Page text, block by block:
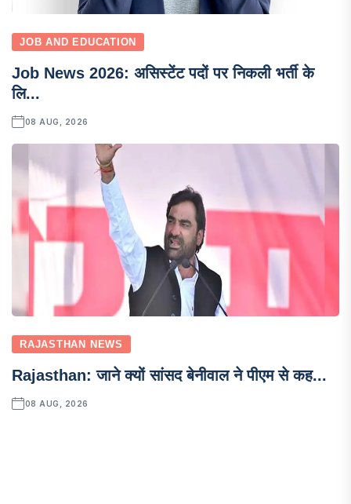
JOB AND EDUCATION
Job News 2026: असिस्टेंट पदों पर निकली भर्ती के
लि...
08 AUG, 2026
RAJASTHAN NEWS
Rajasthan: जाने क्यों सांसद बेनीवाल ने पीएम से कह...
08 AUG, 2026